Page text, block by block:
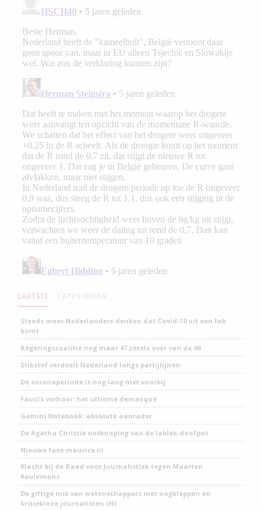
LAATSTE
Steeds meer Nederlanders denken dat Covid-19 uit een lab
komt
Regeringscoalitie nog maar 47 zetels over van de 66
Stikstof verdeelt Nederland langs partijlijnen
De coronaperiode is nog lang niet voorbij
Fauci’s verhoor: het ultieme demasqué
Gemini Notebook: absolute aanrader
De Agatha Christie ontknoping van de lablek-doofpot
Nieuwe fase maurice.nl
Klacht bij de Raad voor Journalistiek tegen Maarten
Keulemans
De giftige mix van wetenschappers met oogkleppen en
kritiekloze journalisten (H)